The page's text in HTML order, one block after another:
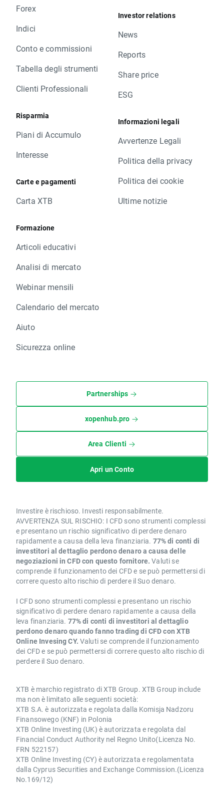
Forex
Indici
Conto e commissioni
Tabella degli strumenti
Clienti Professionali
Risparmia
Piani di Accumulo
Interesse
Carte e pagamenti
Carta XTB
Formazione
Articoli educativi
Analisi di mercato
Webinar mensili
Calendario del mercato
Aiuto
Sicurezza online
Investor relations
News
Reports
Share price
ESG
Informazioni legali
Avvertenze Legali
Politica della privacy
Politica dei cookie
Ultime notizie
Partnerships
xopenhub.pro
Area Clienti
Apri un Conto
Investire è rischioso. Investi responsabilmente.
AVVERTENZA SUL RISCHIO: I CFD sono strumenti complessi
e presentano un rischio significativo di perdere denaro
rapidamente a causa della leva finanziaria. 77% di conti di
investitori al dettaglio perdono denaro a causa delle
negoziazioni in CFD con questo fornitore. Valuti se
comprende il funzionamento dei CFD e se può permettersi di
correre questo alto rischio di perdere il Suo denaro.
I CFD sono strumenti complessi e presentano un rischio
significativo di perdere denaro rapidamente a causa della
leva finanziaria. 77% di conti di investitori al dettaglio
perdono denaro quando fanno trading di CFD con XTB
Online Invesing CY. Valuti se comprende il funzionamento
dei CFD e se può permettersi di correre questo alto rischio di
perdere il Suo denaro.
XTB è marchio registrato di XTB Group. XTB Group include
ma non è limitato alle seguenti società:
XTB S.A. è autorizzata e regolata dalla Komisja Nadzoru
Finansowego (KNF) in Polonia
XTB Online Investing (UK) è autorizzata e regolata dal
Financial Conduct Authority nel Regno Unito(Licenza No.
FRN 522157)
XTB Online Investing (CY) è autorizzata e regolamentata
dalla Cyprus Securities and Exchange Commission.(Licenza
No.169/12)